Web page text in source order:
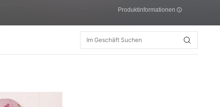
Produktinformationen